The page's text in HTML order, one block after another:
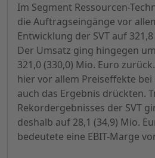
Im Segment Ressourcen-
die Auftragseingänge vor
Entwicklung der SVT auf
Der Umsatz ging hingegen
321,0 (330,0) Mio. Euro
hier vor allem Preiseffekte
auch das Ergebnis drückten.
Rekordergebnisses der SVT
deshalb auf 28,1 (34,9) Mio.
bedeutete eine EBIT-Marge